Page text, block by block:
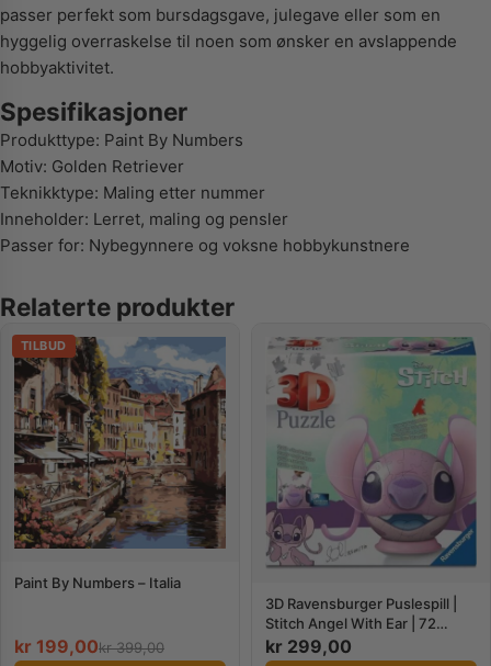
passer perfekt som bursdagsgave, julegave eller som en
hyggelig overraskelse til noen som ønsker en avslappende
hobbyaktivitet.
Spesifikasjoner
Produkttype: Paint By Numbers
Motiv: Golden Retriever
Teknikktype: Maling etter nummer
Inneholder: Lerret, maling og pensler
Passer for: Nybegynnere og voksne hobbykunstnere
Relaterte produkter
TILBUD
Paint By Numbers – Italia
kr 199,00kr399,00
3D Ravensburger Puslespill |
Stitch Angel With Ear | 72
Brikker
kr 299,00